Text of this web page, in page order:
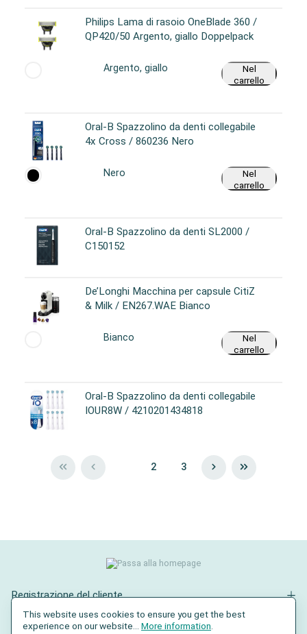
Philips Lama di rasoio OneBlade 360 /
QP420/50 Argento, giallo Doppelpack
Argento, giallo
Nel
carrello
Oral-B Spazzolino da denti collegabile
4x Cross / 860236 Nero
Nero
Nel
carrello
Oral-B Spazzolino da denti SL2000 /
C150152
De’Longhi Macchina per capsule CitiZ
& Milk / EN267.WAE Bianco
Bianco
Nel
carrello
Oral-B Spazzolino da denti collegabile
IOUR8W / 4210201434818
2 3
Registrazione del cliente
Contatto
This website uses cookies to ensure you get the best
experience on our website... More information